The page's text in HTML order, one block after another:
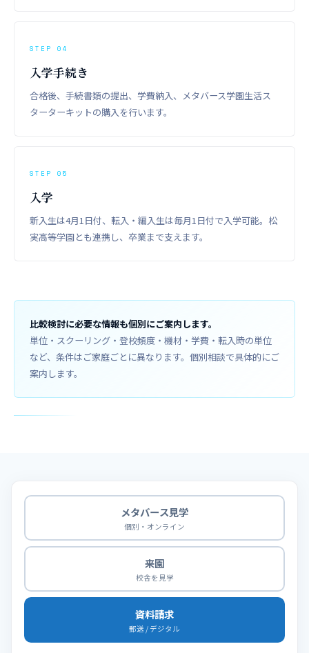
STEP 04
入学手続き
合格後、手続書類の提出、学費納入、メタバース学園生活ス
ターターキットの購入を行います。
STEP 05
入学
新入生は4月1日付、転入・編入生は毎月1日付で入学可能。松
実高等学園とも連携し、卒業まで支えます。
比較検討に必要な情報も個別にご案内します。
単位・スクーリング・登校頻度・機材・学費・転入時の単位
など、条件はご家庭ごとに異なります。個別相談で具体的にご
案内します。
メタバース見学
個別・オンライン
来園
校舎を見学
資料請求
郵送 / デジタル